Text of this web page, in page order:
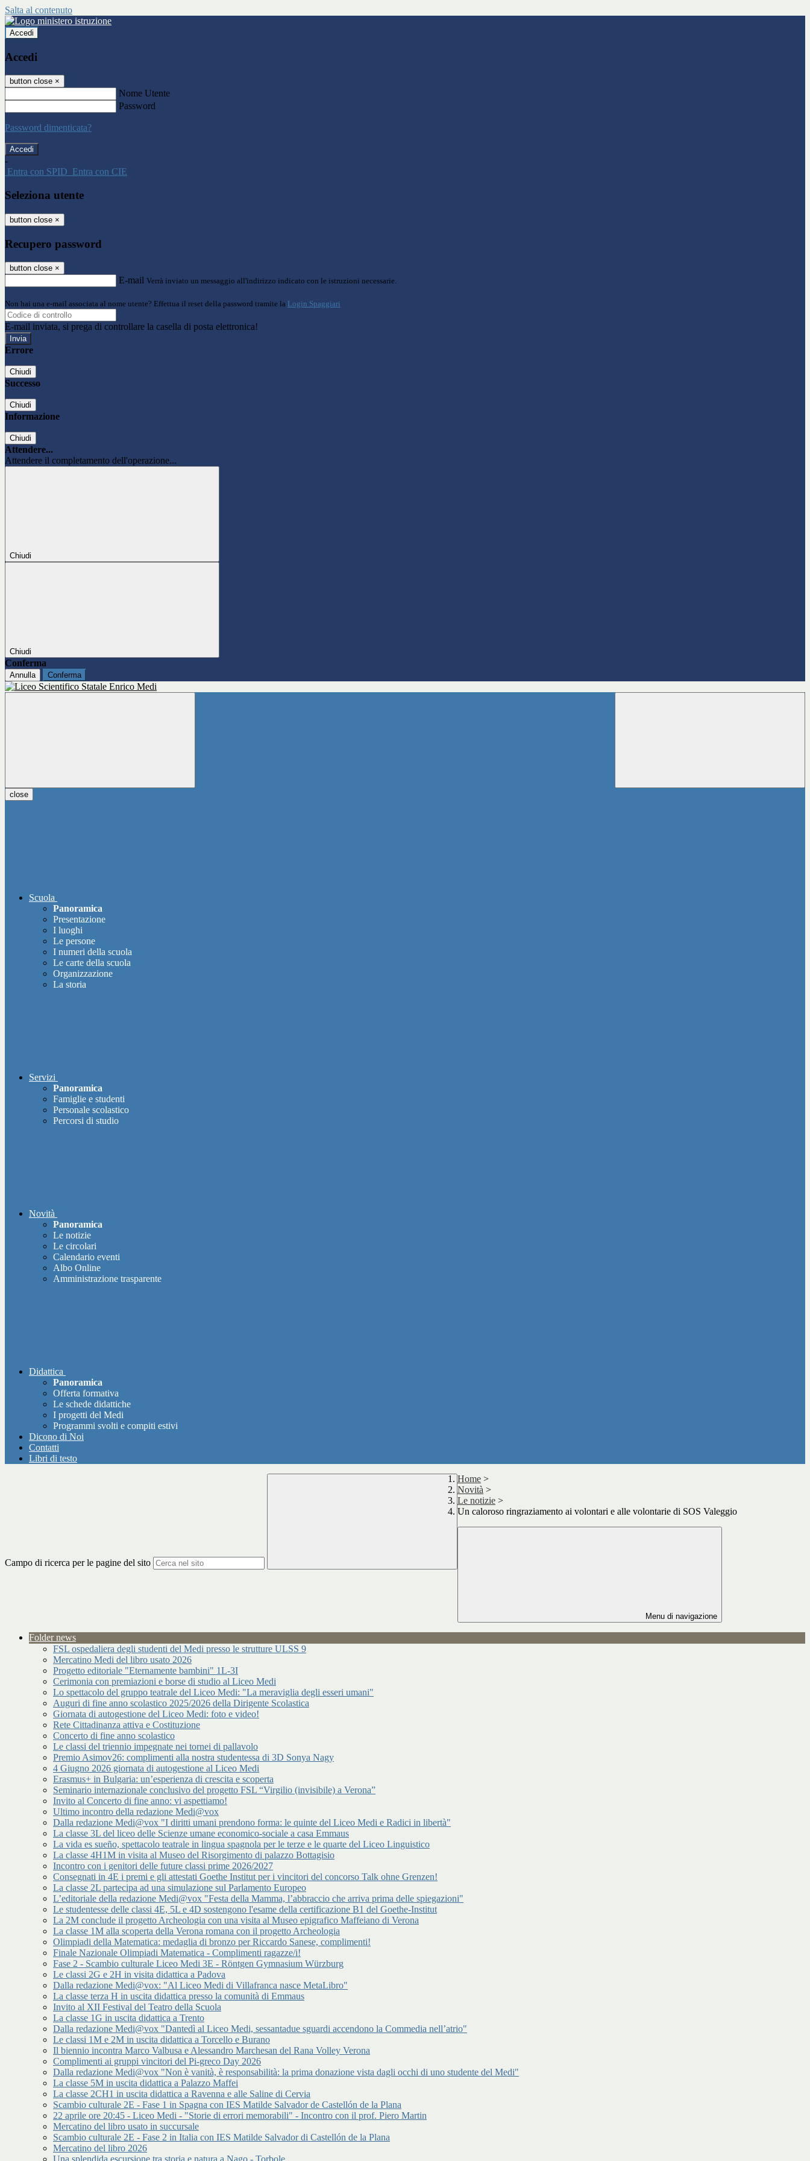
Salta al contenuto
Accedi
Accedi
button close ×
Nome Utente
Password
Password dimenticata?
-
Entra con SPID Entra con CIE
Seleziona utente
button close ×
Recupero password
button close ×
E-mail Verrà inviato un messaggio all'indirizzo indicato con le istruzioni necessarie.
Non hai una e-mail associata al nome utente? Effettua il reset della password tramite la Login Spaggiari
E-mail inviata, si prega di controllare la casella di posta elettronica!
Errore
Chiudi
Successo
Chiudi
Informazione
Chiudi
Attendere...
Attendere il completamento dell'operazione...
Chiudi
Chiudi
Conferma
Annulla Conferma
close
Scuola
Panoramica
Presentazione
I luoghi
Le persone
I numeri della scuola
Le carte della scuola
Organizzazione
La storia
Servizi
Panoramica
Famiglie e studenti
Personale scolastico
Percorsi di studio
Novità
Panoramica
Le notizie
Le circolari
Calendario eventi
Albo Online
Amministrazione trasparente
Didattica
Panoramica
Offerta formativa
Le schede didattiche
I progetti del Medi
Programmi svolti e compiti estivi
Dicono di Noi
Contatti
Libri di testo
Campo di ricerca per le pagine del sito
Home >
Novità >
Le notizie >
Un caloroso ringraziamento ai volontari e alle volontarie di SOS Valeggio
Menu di navigazione
Folder news
FSL ospedaliera degli studenti del Medi presso le strutture ULSS 9
Mercatino Medi del libro usato 2026
Progetto editoriale "Eternamente bambini" 1L-3I
Cerimonia con premiazioni e borse di studio al Liceo Medi
Lo spettacolo del gruppo teatrale del Liceo Medi: "La meraviglia degli esseri umani"
Auguri di fine anno scolastico 2025/2026 della Dirigente Scolastica
Giornata di autogestione del Liceo Medi: foto e video!
Rete Cittadinanza attiva e Costituzione
Concerto di fine anno scolastico
Le classi del triennio impegnate nei tornei di pallavolo
Premio Asimov26: complimenti alla nostra studentessa di 3D Sonya Nagy
4 Giugno 2026 giornata di autogestione al Liceo Medi
Erasmus+ in Bulgaria: un’esperienza di crescita e scoperta
Seminario internazionale conclusivo del progetto FSL “Virgilio (invisibile) a Verona”
Invito al Concerto di fine anno: vi aspettiamo!
Ultimo incontro della redazione Medi@vox
Dalla redazione Medi@vox "I diritti umani prendono forma: le quinte del Liceo Medi e Radici in libertà"
La classe 3L del liceo delle Scienze umane economico-sociale a casa Emmaus
La vida es sueño, spettacolo teatrale in lingua spagnola per le terze e le quarte del Liceo Linguistico
La classe 4H1M in visita al Museo del Risorgimento di palazzo Bottagisio
Incontro con i genitori delle future classi prime 2026/2027
Consegnati in 4E i premi e gli attestati Goethe Institut per i vincitori del concorso Talk ohne Grenzen!
La classe 2L partecipa ad una simulazione sul Parlamento Europeo
L’editoriale della redazione Medi@vox "Festa della Mamma, l’abbraccio che arriva prima delle spiegazioni"
Le studentesse delle classi 4E, 5L e 4D sostengono l'esame della certificazione B1 del Goethe-Institut
La 2M conclude il progetto Archeologia con una visita al Museo epigrafico Maffeiano di Verona
La classe 1M alla scoperta della Verona romana con il progetto Archeologia
Olimpiadi della Matematica: medaglia di bronzo per Riccardo Sanese, complimenti!
Finale Nazionale Olimpiadi Matematica - Complimenti ragazze/i!
Fase 2 - Scambio culturale Liceo Medi 3E - Röntgen Gymnasium Würzburg
Le classi 2G e 2H in visita didattica a Padova
Dalla redazione Medi@vox: "Al Liceo Medi di Villafranca nasce MetaLibro"
La classe terza H in uscita didattica presso la comunità di Emmaus
Invito al XII Festival del Teatro della Scuola
La classe 1G in uscita didattica a Trento
Dalla redazione Medi@vox "Dantedì al Liceo Medi, sessantadue sguardi accendono la Commedia nell’atrio"
Le classi 1M e 2M in uscita didattica a Torcello e Burano
Il biennio incontra Marco Valbusa e Alessandro Marchesan del Rana Volley Verona
Complimenti ai gruppi vincitori del Pi-greco Day 2026
Dalla redazione Medi@vox "Non è vanità, è responsabilità: la prima donazione vista dagli occhi di uno studente del Medi"
La classe 5M in uscita didattica a Palazzo Maffei
La classe 2CH1 in uscita didattica a Ravenna e alle Saline di Cervia
Scambio culturale 2E - Fase 1 in Spagna con IES Matilde Salvador de Castellón de la Plana
22 aprile ore 20:45 - Liceo Medi - "Storie di errori memorabili" - Incontro con il prof. Piero Martin
Mercatino del libro usato in succursale
Scambio culturale 2E - Fase 2 in Italia con IES Matilde Salvador di Castellón de la Plana
Mercatino del libro 2026